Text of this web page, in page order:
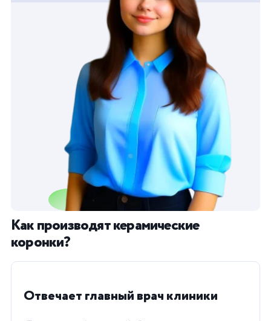
Как производят керамические
коронки?
Отвечает главный врач клиники